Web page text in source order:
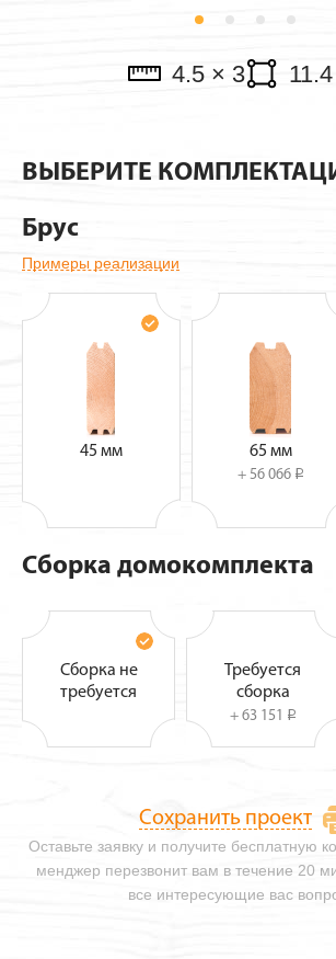
4.5 × 3
ВЫБЕРИТЕ
Брус
Примеры реализации
45 мм 65 мм
+ 56 066 i
Сборка домокомплекта
Сборка не
требуется
Требуется
сборка
+ 63 151 i
Оставьте заявку и получите бесплатную
менджер перезвонит вам в течение 20
все интересующие вас
Сохранить проект